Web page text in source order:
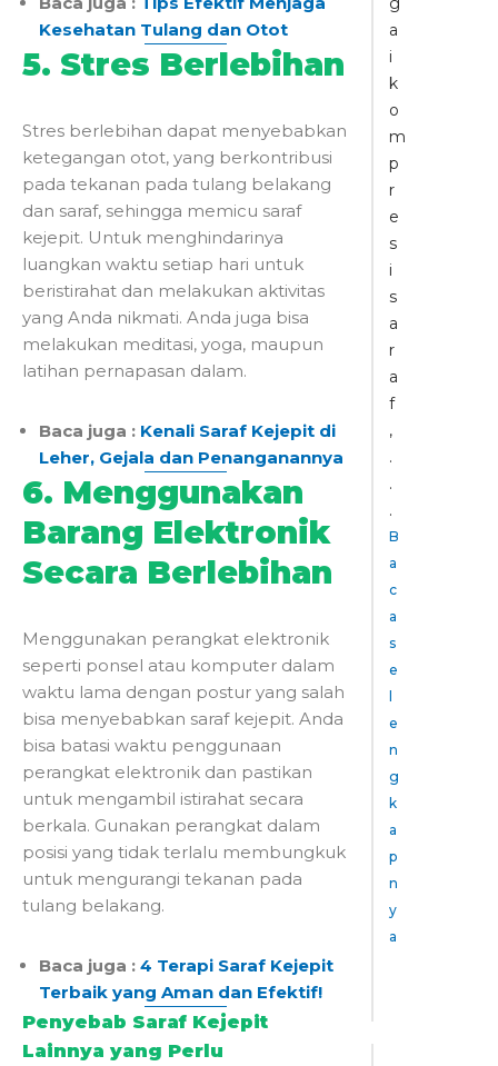
Kesehatan Tulang dan Otot
5. Stres Berlebihan
Stres berlebihan dapat menyebabkan
ketegangan otot, yang berkontribusi
pada tekanan pada tulang belakang
dan saraf, sehingga memicu saraf
kejepit. Untuk menghindarinya
luangkan waktu setiap hari untuk
beristirahat dan melakukan aktivitas
yang Anda nikmati. Anda juga bisa
melakukan meditasi, yoga, maupun
latihan pernapasan dalam.
Baca juga : Kenali Saraf Kejepit di
Leher, Gejala dan Penanganannya
6. Menggunakan
Barang Elektronik
Secara Berlebihan
Menggunakan perangkat elektronik
seperti ponsel atau komputer dalam
waktu lama dengan postur yang salah
bisa menyebabkan saraf kejepit. Anda
bisa batasi waktu penggunaan
perangkat elektronik dan pastikan
untuk mengambil istirahat secara
berkala. Gunakan perangkat dalam
posisi yang tidak terlalu membungkuk
untuk mengurangi tekanan pada
tulang belakang.
Baca juga : 4 Terapi Saraf Kejepit
Terbaik yang Aman dan Efektif!
Penyebab Saraf Kejepit
Lainnya yang Perlu
a
i
k
o
m
p
r
e
s
i
s
a
r
a
f
,
.
.
.
B
a
c
a
s
e
l
e
n
g
k
a
p
n
y
a